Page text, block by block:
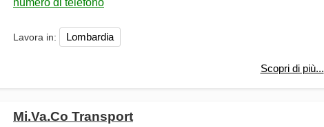
Lavora in: Lombardia
Scopri di più...
Mi.Va.Co Transport